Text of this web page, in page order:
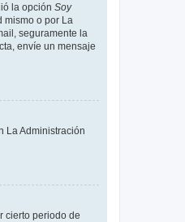
la opción Soy
mismo o por La
seguramente la
envíe un mensaje
La Administración
cierto periodo de